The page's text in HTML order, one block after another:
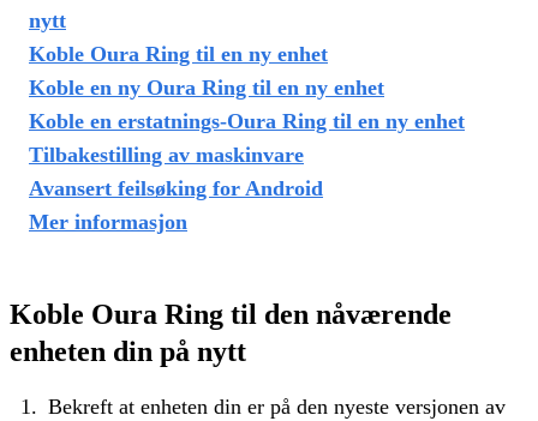
nytt
Koble Oura Ring til en ny enhet
Koble en ny Oura Ring til en ny enhet
Koble en erstatnings-Oura Ring til en ny enhet
Tilbakestilling av maskinvare
Avansert feilsøking for Android
Mer informasjon
Koble Oura Ring til den nåværende
enheten din på nytt
Bekreft at enheten din er på den nyeste versjonen av